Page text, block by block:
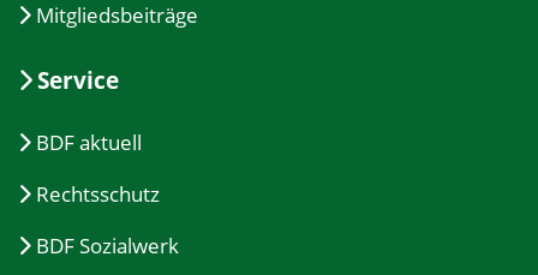
Mitgliedsbeiträge
Service
BDF aktuell
Rechtsschutz
BDF Sozialwerk